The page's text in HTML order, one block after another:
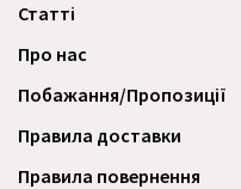
Статті
Про нас
Побажання/Пропозиції
Правила доставки
Правила повернення